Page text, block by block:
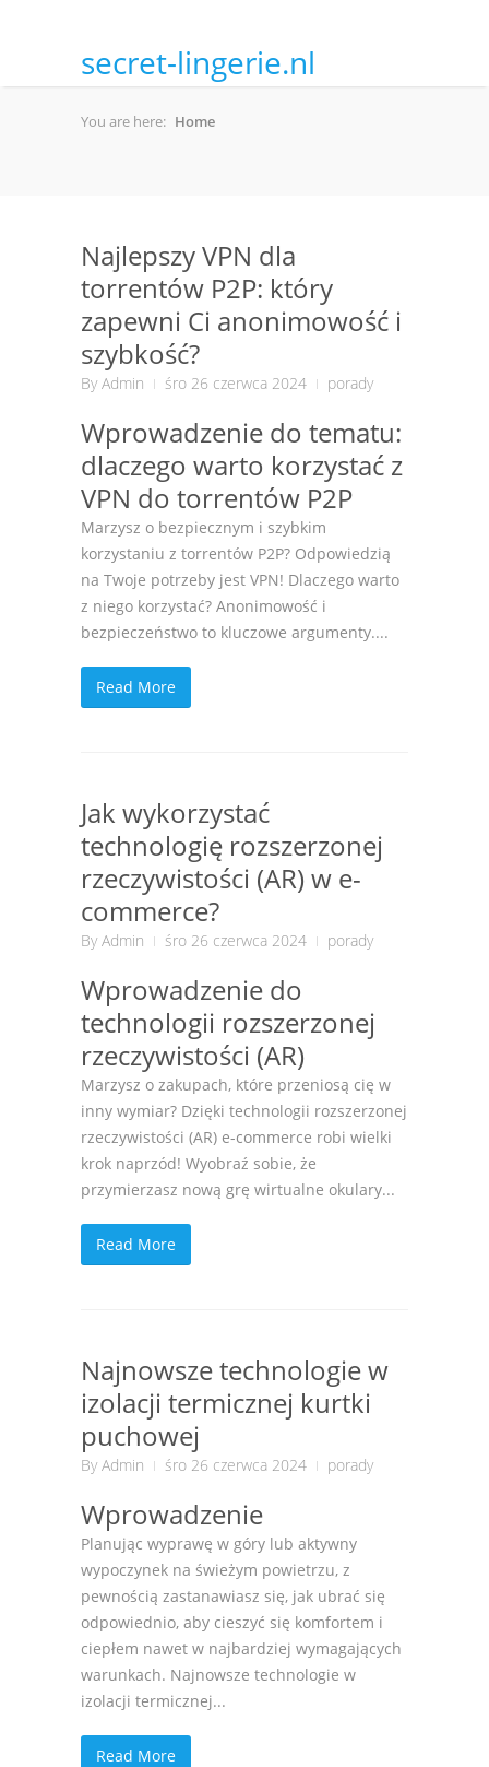
secret-lingerie.nl
You are here: Home
Najlepszy VPN dla
torrentów P2P: który
zapewni Ci anonimowość i
szybkość?
ByAdmin śro 26 czerwca 2024 porady
Wprowadzenie do tematu:
dlaczego warto korzystać z
VPN do torrentów P2P
Marzysz o bezpiecznym i szybkim
korzystaniu z torrentów P2P? Odpowiedzią
na Twoje potrzeby jest VPN! Dlaczego warto
z niego korzystać? Anonimowość i
bezpieczeństwo to kluczowe argumenty....
Read More
Jak wykorzystać
technologię rozszerzonej
rzeczywistości (AR) w e-
commerce?
ByAdmin śro 26 czerwca 2024 porady
Wprowadzenie do
technologii rozszerzonej
rzeczywistości (AR)
Marzysz o zakupach, które przeniosą cię w
inny wymiar? Dzięki technologii rozszerzonej
rzeczywistości (AR) e-commerce robi wielki
krok naprzód! Wyobraź sobie, że
przymierzasz nową grę wirtualne okulary...
Read More
Najnowsze technologie w
izolacji termicznej kurtki
puchowej
ByAdmin śro 26 czerwca 2024 porady
Wprowadzenie
Planując wyprawę w góry lub aktywny
wypoczynek na świeżym powietrzu, z
pewnością zastanawiasz się, jak ubrać się
odpowiednio, aby cieszyć się komfortem i
ciepłem nawet w najbardziej wymagających
warunkach. Najnowsze technologie w
izolacji termicznej...
Read More